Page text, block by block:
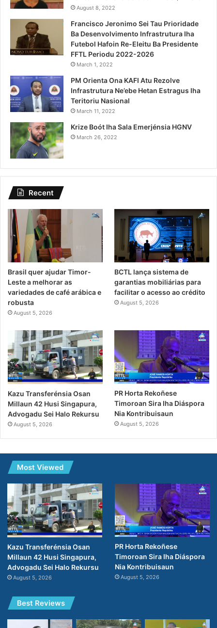
August 8, 2022
Francisco Jeronimo Sei Tau Prioridade
Ba Desenvolvimento Infrastrutura Iha
Futebol Hafoin Re-Eleitu Ba Presidente
FFTL Periodu 2022-2026
March 1, 2022
PM Orienta Ona KAFI Atu Rezolve
Infrastrutura Ne’ebe Hetan Estragus Iha
Teritoriu Nasional
March 11, 2022
Krize Boót Iha Sala Emerjénsia HGNV
March 26, 2022
Recent
Brasil quer ajudar Timor-
Leste a melhorar as
variedades de café arábica e
robusta
August 5, 2026
BCTL lança sistema de
garantias mobiliárias para
facilitar o acesso ao crédito
August 5, 2026
Kazu Transferénsia Osan
Millaun 42 Husi Singapura,
Advogadu Sei Halo Rekursu
August 5, 2026
PR Horta Rekoñese
Timoroan Sira Iha Diáspora
Nia Kontribuisaun
August 5, 2026
Most Viewed
Kazu Transferénsia Osan
Millaun 42 Husi Singapura,
Advogadu Sei Halo Rekursu
August 5, 2026
PR Horta Rekoñese
Timoroan Sira Iha Diáspora
Nia Kontribuisaun
August 5, 2026
Best Reviews